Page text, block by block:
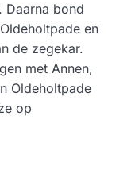
Daarna bond
en
de zegekar.
met Annen,
Oldeholtpade
op